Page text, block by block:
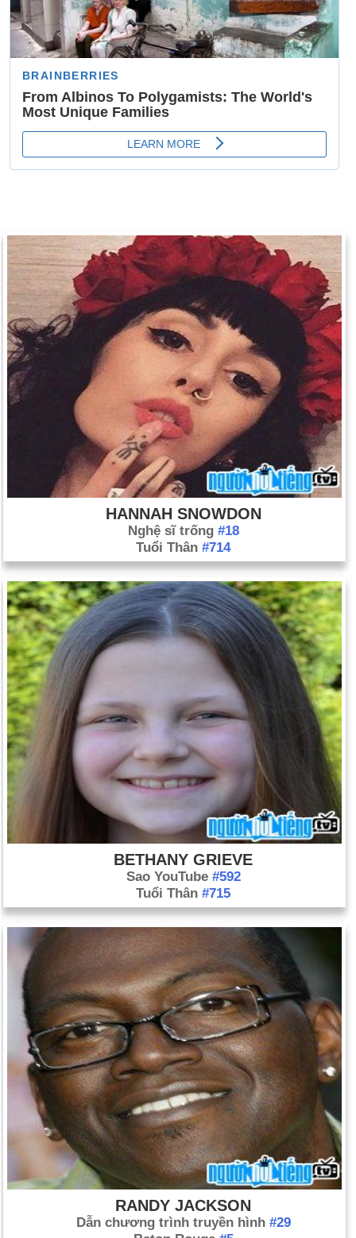
HANNAH SNOWDON
Nghệ sĩ trống #18
Tuổi Thân #714
BETHANY GRIEVE
Sao YouTube #592
Tuổi Thân #715
RANDY JACKSON
Dẫn chương trình truyền hình #29